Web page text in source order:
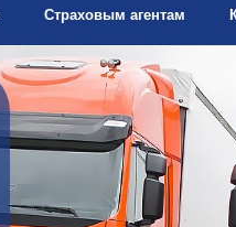
Страховым агентам